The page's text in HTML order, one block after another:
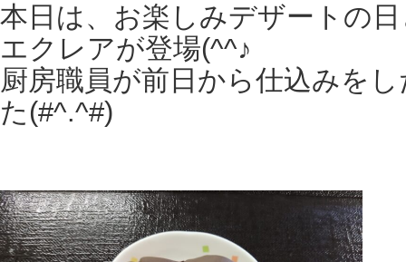
本日は、お楽しみデザートの
エクレアが登場(^^♪
厨房職員が前日から仕込みを
た(#^.^#)